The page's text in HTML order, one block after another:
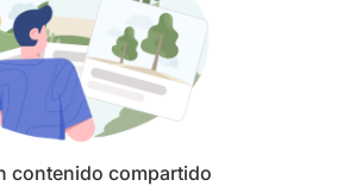
contenido compartido